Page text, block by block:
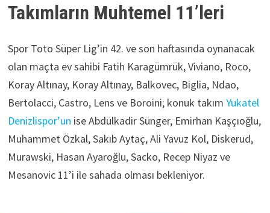
Takımların Muhtemel 11’leri
Spor Toto Süper Lig’in 42. ve son haftasında oynanacak
olan maçta ev sahibi Fatih Karagümrük, Viviano, Roco,
Koray Altınay, Koray Altınay, Balkovec, Biglia, Ndao,
Bertolacci, Castro, Lens ve Boroini; konuk takım Yukatel
Denizlispor’un ise Abdülkadir Sünger, Emirhan Kaşçıoğlu,
Muhammet Özkal, Sakıb Aytaç, Ali Yavuz Kol, Diskerud,
Murawski, Hasan Ayaroğlu, Sacko, Recep Niyaz ve
Mesanovic 11’i ile sahada olması bekleniyor.